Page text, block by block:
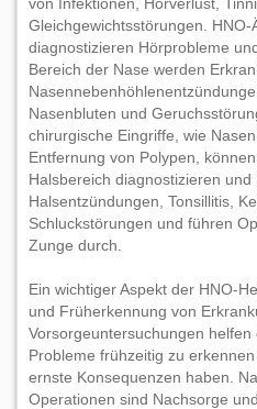
Gleichgewichtsstörungen. HNO-
diagnostizieren Hörprobleme
Bereich der Nase werden
Nasenbluten und
chirurgische Eingriffe, wie
Entfernung von Polypen,
Halsbereich diagnostizieren
Halsentzündungen, Tonsillitis,
Schluckstörungen und führen
Zunge durch.
Ein wichtiger Aspekt der HNO-
und Früherkennung von
Vorsorgeuntersuchungen
Probleme frühzeitig zu
ernste Konsequenzen haben.
Operationen sind Nachsorge